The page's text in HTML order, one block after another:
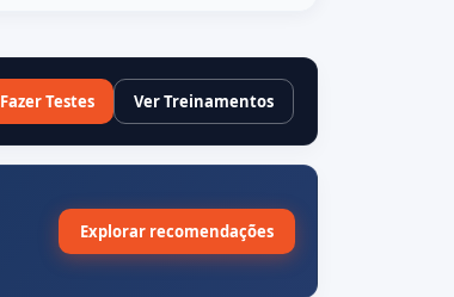
Fazer Testes Ver Treinamentos
Explorar recomendações